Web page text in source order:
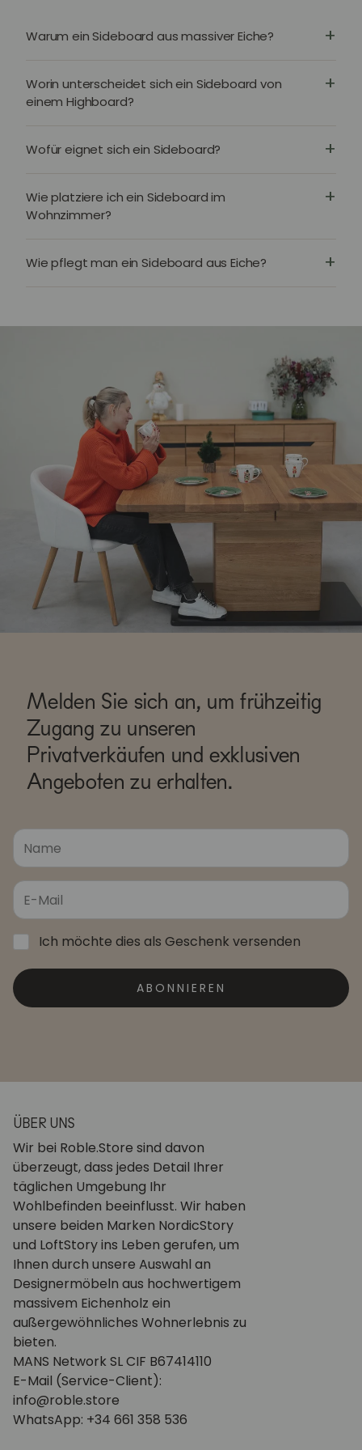
Warum ein Sideboard aus massiver Eiche?
Worin unterscheidet sich ein Sideboard von
einem Highboard?
Wofür eignet sich ein Sideboard?
Wie platziere ich ein Sideboard im
Wohnzimmer?
Wie pflegt man ein Sideboard aus Eiche?
Melden Sie sich an, um frühzeitig
Zugang zu unseren
Privatverkäufen und exklusiven
Angeboten zu erhalten.
Ich möchte dies als Geschenk versenden
ABONNIEREN
ÜBER UNS
Wir bei Roble.Store sind davon
überzeugt, dass jedes Detail Ihrer
täglichen Umgebung Ihr
Wohlbefinden beeinflusst. Wir haben
unsere beiden Marken NordicStory
und LoftStory ins Leben gerufen, um
Ihnen durch unsere Auswahl an
Designermöbeln aus hochwertigem
massivem Eichenholz ein
außergewöhnliches Wohnerlebnis zu
bieten.
MANS Network SL CIF B67414110
E-Mail (Service-Client):
info@roble.store
WhatsApp: +34 661 358 536